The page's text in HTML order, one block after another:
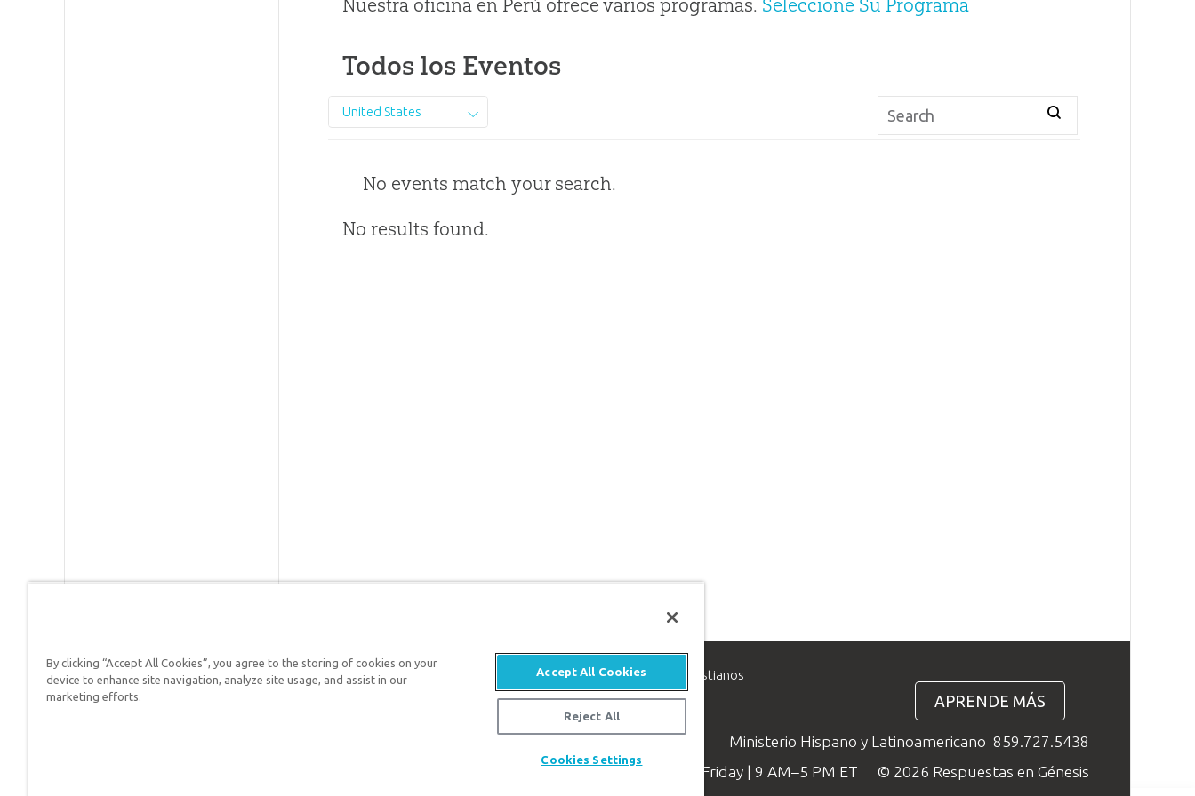
Nuestra oficina en Perú ofrece varios programas. Seleccione Su Programa
Todos los Eventos
United States
No events match your search.
No results found.
Respuestas en Génesis es un ministerio de apologética, dedicado a ayudar a los cristianos
defender su fe y proclamar el evangelio de Jesucristo.
APRENDE MÁS
Ministerio Hispano y Latinoamericano 859.727.5438
Available Monday–Friday | 9 AM–5 PM ET
© 2026 Respuestas en Génesis
By clicking “Accept All Cookies”, you agree to the storing of cookies on your
device to enhance site navigation, analyze site usage, and assist in our
marketing efforts.
Accept All Cookies
Reject All
Cookies Settings